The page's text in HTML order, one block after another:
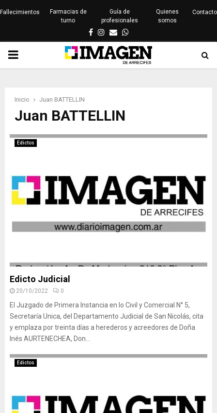
Fallecimientos
Farmacias de
turno
Guía de
profesionales
Quienes
somos
Contacto
Facebook
Instagram
EmailWhatsapp
PRIMARY
Inicio Juan BATTELLIN
Juan BATTELLIN
Edictos
Edicto Judicial
20/10/2022 0
El Juzgado de Primera Instancia en lo Civil y Comercial N° 5,
Secretaría Unica, del Departamento Judicial de San Nicolás, cita
y emplaza por treinta días a herederos y acreedores de Doña
Inés AURTENECHEA, Don...
Edictos